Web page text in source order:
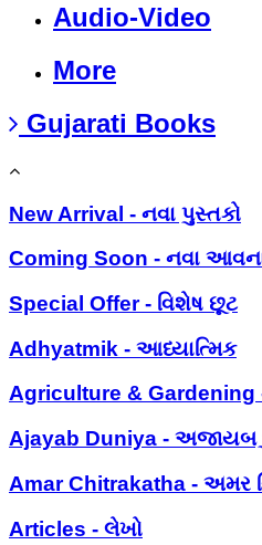
Audio-Video
More
Gujarati Books
New Arrival - નવા પુસ્તકો
Coming Soon - નવા
Special Offer - વિશેષ છૂટ
Adhyatmik - આધ્યાત્મિક
Agriculture & Gardening
Ajayab Duniya - અજાયબ
Amar Chitrakatha - અમર
Articles - લેખો